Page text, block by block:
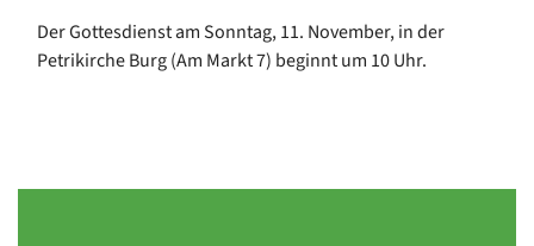
Der Gottesdienst am Sonntag, 11. November, in der
Petrikirche Burg (Am Markt 7) beginnt um 10 Uhr.